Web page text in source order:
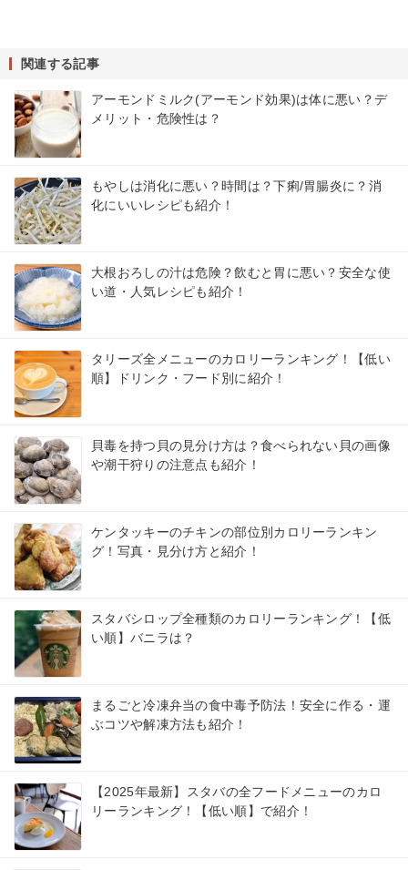
関連する記事
アーモンドミルク(アーモンド効果)は体に悪い？デ
メリット・危険性は？
もやしは消化に悪い？時間は？下痢/胃腸炎に？消
化にいいレシピも紹介！
大根おろしの汁は危険？飲むと胃に悪い？安全な使
い道・人気レシピも紹介！
タリーズ全メニューのカロリーランキング！【低い
順】ドリンク・フード別に紹介！
貝毒を持つ貝の見分け方は？食べられない貝の画像
や潮干狩りの注意点も紹介！
ケンタッキーのチキンの部位別カロリーランキン
グ！写真・見分け方と紹介！
スタバシロップ全種類のカロリーランキング！【低
い順】バニラは？
まるごと冷凍弁当の食中毒予防法！安全に作る・運
ぶコツや解凍方法も紹介！
【2025年最新】スタバの全フードメニューのカロ
リーランキング！【低い順】で紹介！